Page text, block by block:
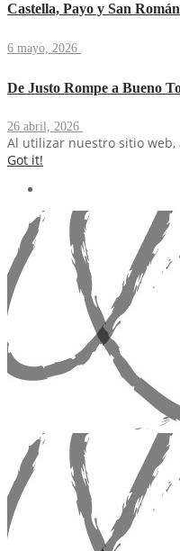
Castella, Payo y San
6 mayo, 2026
De Justo Rompe a Bueno
26 abril, 2026
Al utilizar nuestro sitio web,
Got it!